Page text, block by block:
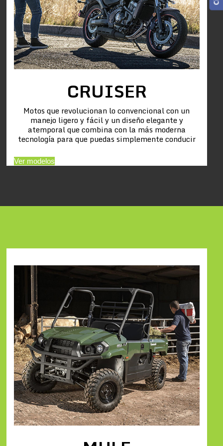
CRUISER
Motos que revolucionan lo convencional con un
manejo ligero y fácil y un diseño elegante y
atemporal que combina con la más moderna
tecnología para que puedas simplemente conducir
Ver modelos